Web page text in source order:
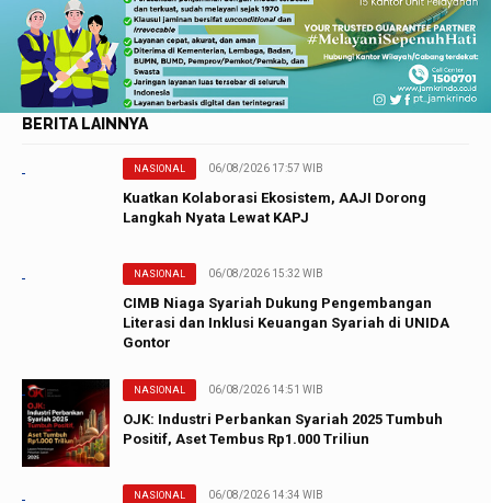
BERITA LAINNYA
NASIONAL 06/08/2026 17:57 WIB
Kuatkan Kolaborasi Ekosistem, AAJI Dorong
Langkah Nyata Lewat KAPJ
NASIONAL 06/08/2026 15:32 WIB
CIMB Niaga Syariah Dukung Pengembangan
Literasi dan Inklusi Keuangan Syariah di UNIDA
Gontor
NASIONAL 06/08/2026 14:51 WIB
OJK: Industri Perbankan Syariah 2025 Tumbuh
Positif, Aset Tembus Rp1.000 Triliun
NASIONAL 06/08/2026 14:34 WIB